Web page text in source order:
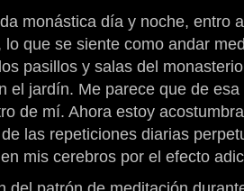
monástica día y noche, entro
lo que se siente como andar
pasillos y salas del
el jardín. Me parece que de
de mí. Ahora estoy
las repeticiones diarias
mis cerebros por el efecto